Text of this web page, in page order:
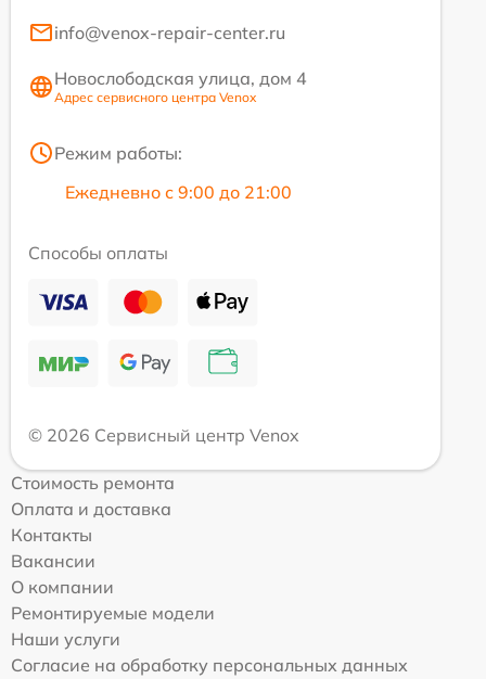
info@venox-repair-center.ru
Новослободская улица, дом 4
Адрес сервисного центра Venox
Режим работы:
Ежедневно с 9:00 до 21:00
Способы оплаты
© 2026 Сервисный центр Venox
Стоимость ремонта
Оплата и доставка
Контакты
Вакансии
О компании
Ремонтируемые модели
Наши услуги
Согласие на обработку персональных данных